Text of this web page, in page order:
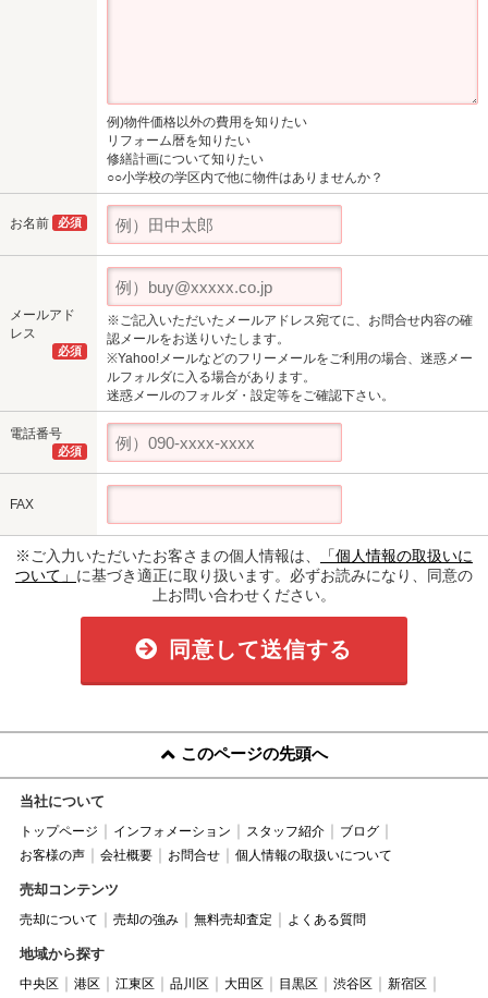
例)物件価格以外の費用を知りたい
リフォーム暦を知りたい
修繕計画について知りたい
○○小学校の学区内で他に物件はありませんか？
お名前 必須
メールアド
レス
必須
※ご記入いただいたメールアドレス宛てに、お問合せ内容の確
認メールをお送りいたします。
※Yahoo!メールなどのフリーメールをご利用の場合、迷惑メー
ルフォルダに入る場合があります。
迷惑メールのフォルダ・設定等をご確認下さい。
電話番号
必須
FAX
※ご入力いただいたお客さまの個人情報は、
「個人情報の取扱いに
ついて」 に基づき適正に取り扱います。必ずお読みになり、同意の
上お問い合わせください。
同意して送信する
このページの先頭へ
当社について
トップページ インフォメーション スタッフ紹介
ブログ
お客様の声
会社概要 お問合せ 個人情報の取扱いについて
売却コンテンツ
売却について 売却の強み 無料売却査定 よくある質問
地域から探す
中央区 港区 江東区 品川区 大田区 目黒区 渋谷区
新宿区